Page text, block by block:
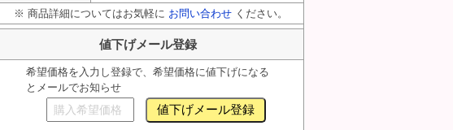
※ 商品詳細についてはお気軽に お問い合わせ ください。
値下げメール登録
希望価格を入力し登録で、希望価格に値下げになる
とメールでお知らせ